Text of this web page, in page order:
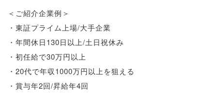
＜ご紹介企業例＞
・東証プライム上場/大手企業
・年間休日130日以上/土日祝休み
・初任給で30万円以上
・20代で年収1000万円以上を狙える
・賞与年2回/昇給年4回